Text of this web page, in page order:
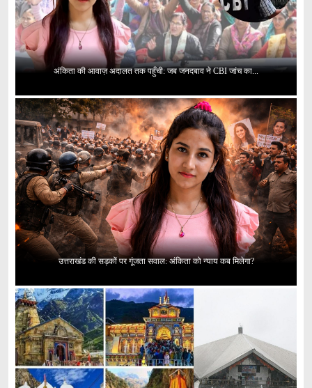
अंकिता की आवाज़ अदालत तक पहुँची: जब जनदबाव ने CBI जांच का...
उत्तराखंड की सड़कों पर गूंजता सवाल: अंकिता को न्याय कब मिलेगा?